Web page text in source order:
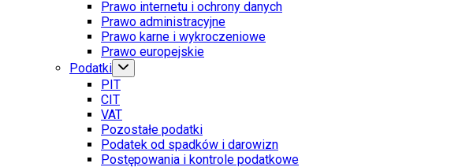
Prawo internetu i ochrony danych
Prawo administracyjne
Prawo karne i wykroczeniowe
Prawo europejskie
Podatki
PIT
CIT
VAT
Pozostałe podatki
Podatek od spadków i darowizn
Postępowania i kontrole podatkowe